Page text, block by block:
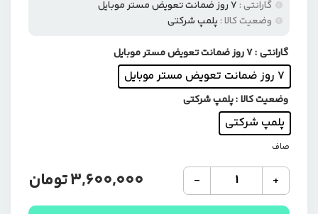
گارانتی : ۷ روز ضمانت تعویض مستر موبایل
وضعیت کالا : پلمپ شرکتی
گارانتی: ۷ روز ضمانت تعویض مستر موبایل
۷ روز ضمانت تعویض مستر موبایل
وضعیت کالا: پلمپ شرکتی
پلمپ شرکتی
صاف
+
پاوربانک
15
وات
-
3,600,000تومان